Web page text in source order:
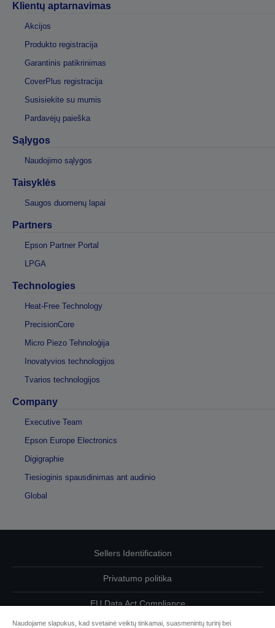
Klientų aptarnavimas
Akcijos
Produkto registracija
Garantinis patikrinimas
CoverPlus registracija
Susisiekite su mumis
Pardavėjų paieška
Sąlygos
Naudojimo sąlygos
Taisyklės
Saugos duomenų lapai
Partners
Epson Partner Portal
LPGA
Technologies
Heat-Free Technology
PrecisionCore
Micro Piezo Tehnoloģija
Inovatyvios technologijos
Tvarios technologijos
Company
Executive Team
Epson Europe Electronics
Digigraphie
Tiesioginis spausdinimas ant audinio
Global
Sellers Identification
Privatumo politika
EU Data Act Compliance
Naudojame slapukus, kad svetainė veiktų tinkamai, suasmenintų turinį bei